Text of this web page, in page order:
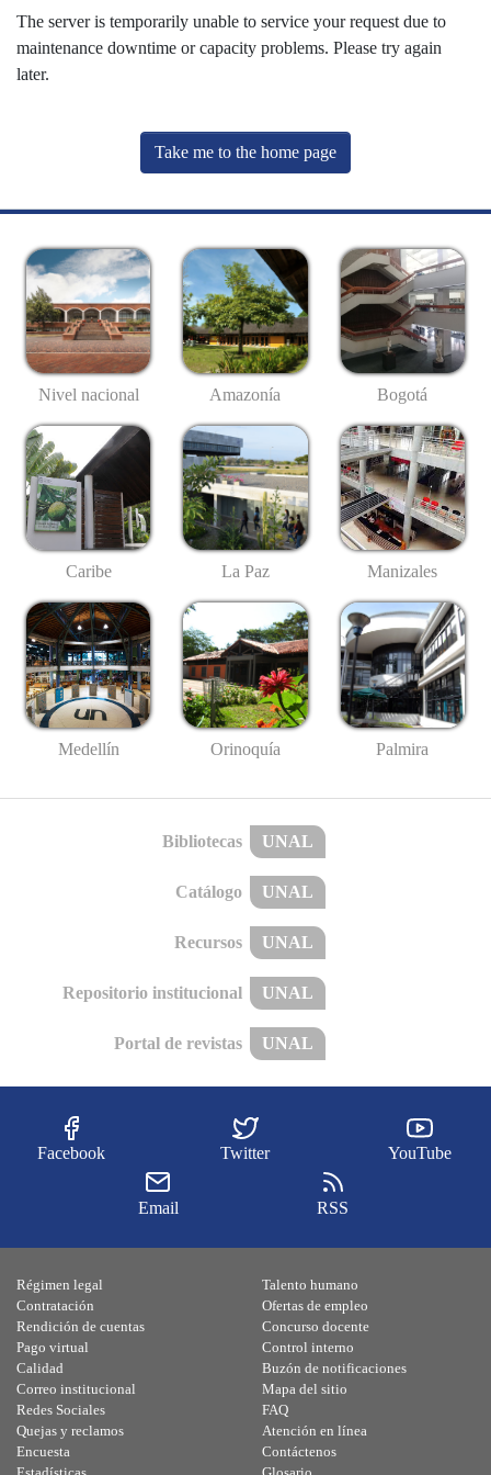
The server is temporarily unable to service your request due to
maintenance downtime or capacity problems. Please try again
later.
Take me to the home page
Nivel nacional Amazonía Bogotá
Caribe La Paz Manizales
Medellín Orinoquía Palmira
Bibliotecas UNAL
Catálogo UNAL
Recursos UNAL
Repositorio institucional UNAL
Portal de revistas UNAL
Facebook Twitter YouTube
Email RSS
Régimen legal
Contratación
Rendición de cuentas
Pago virtual
Calidad
Talento humano
Ofertas de empleo
Concurso docente
Control interno
Buzón de notificaciones
Correo institucional
Redes Sociales
Quejas y reclamos
Encuesta
Mapa del sitio
FAQ
Atención en línea
Contáctenos